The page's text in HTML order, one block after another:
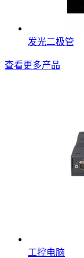
发光二极管
查看更多产品
工控电脑